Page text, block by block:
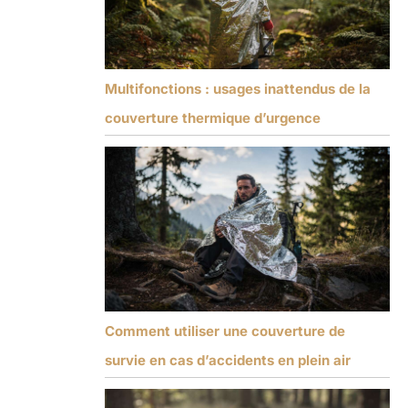
Multifonctions : usages inattendus de la
couverture thermique d’urgence
Comment utiliser une couverture de
survie en cas d’accidents en plein air